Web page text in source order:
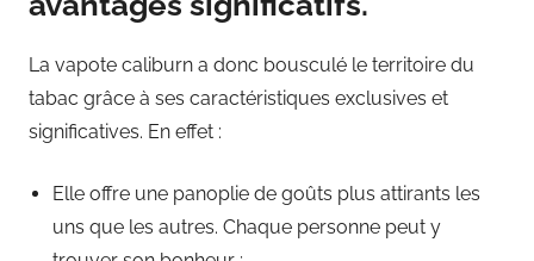
La vapote caliburn a donc bousculé le territoire du
tabac grâce à ses caractéristiques exclusives et
significatives. En effet :
Elle offre une panoplie de goûts plus attirants les
uns que les autres. Chaque personne peut y